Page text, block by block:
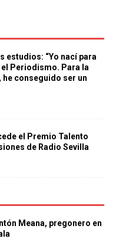
estudios: “Yo nací para
Periodismo. Para la
conseguido ser un
el Premio Talento
de Radio Sevilla
Meana, pregonero en